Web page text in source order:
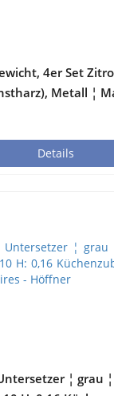
4er Set
Metall ¦
Küchenzubehör &
- Höffner
Details
¦ grau